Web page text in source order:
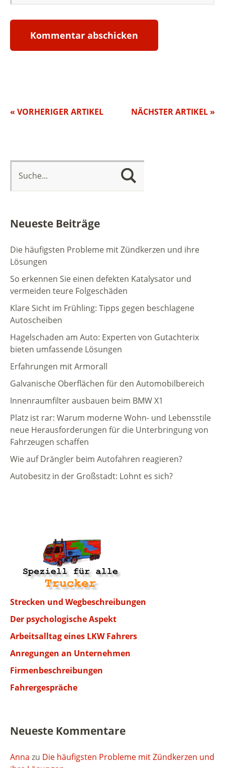
NÄCHSTER ARTIKEL »
« VORHERIGER ARTIKEL
Neueste Beiträge
Die häufigsten Probleme mit Zündkerzen und ihre
Lösungen
So erkennen Sie einen defekten Katalysator und
vermeiden teure Folgeschäden
Klare Sicht im Frühling: Tipps gegen beschlagene
Autoscheiben
Hagelschaden am Auto: Experten von Gutachterix
bieten umfassende Lösungen
Erfahrungen mit Armorall
Galvanische Oberflächen für den Automobilbereich
Innenraumfilter ausbauen beim BMW X1
Platz ist rar: Warum moderne Wohn- und Lebensstile
neue Herausforderungen für die Unterbringung von
Fahrzeugen schaffen
Wie auf Drängler beim Autofahren reagieren?
Autobesitz in der Großstadt: Lohnt es sich?
Strecken und Wegbeschreibungen
Der psychologische Aspekt
Arbeitsalltag eines LKW Fahrers
Anregungen an Unternehmen
Firmenbeschreibungen
Fahrergespräche
Neueste Kommentare
Anna zu Die häufigsten Probleme mit Zündkerzen und